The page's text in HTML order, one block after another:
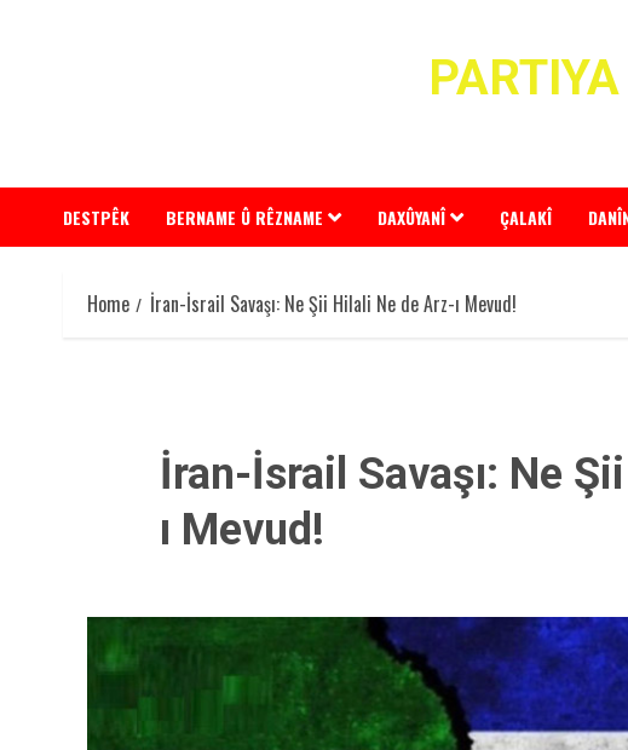
DESTPÊK BERNAME Û RÊZNAME DAXÛYANÎ ÇALAKÎ
Home İran-İsrail Savaşı: Ne Şii Hilali Ne de Arz-ı Mevud!
İran-İsrail Savaşı: Ne
ı Mevud!